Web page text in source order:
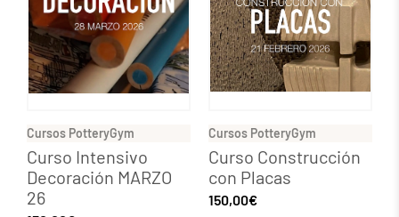
Cursos PotteryGym
Curso Intensivo
Decoración MARZO
26
Cursos PotteryGym
Curso Construcción
con Placas
150,00€